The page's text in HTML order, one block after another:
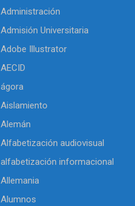
Administración
Admisión Universitaria
Adobe Illustrator
AECID
ágora
Aislamiento
Alemán
Alfabetización audiovisual
alfabetización informacional
Allemania
Alumnos